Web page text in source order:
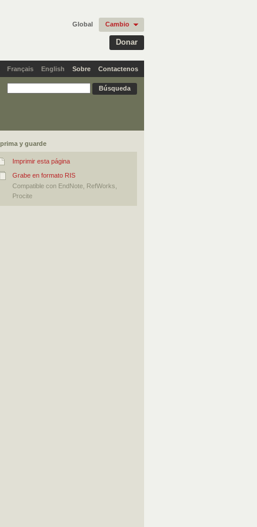
Donar
Global Cambio
Français English Sobre Contactenos
y guarde
Imprimir esta página
Grabe en formato RIS
Compatible con EndNote, RefWorks,
Procite